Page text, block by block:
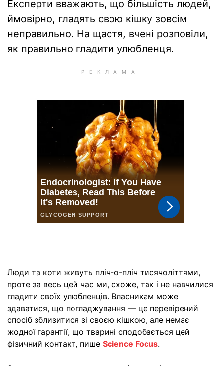
Експерти вважають, що більшість людей,
ймовірно, гладять свою кішку зовсім
неправильно. На щастя, вчені розповіли,
як правильно гладити улюбленця.
Люди та коти живуть пліч-о-пліч тисячоліттями,
проте за весь цей час ми, схоже, так і не навчилися
гладити своїх улюбленців. Власникам може
здаватися, що погладжування — це перевірений
спосіб зблизитися зі своєю кішкою, але немає
жодної гарантії, що тварині сподобається цей
фізичний контакт, пише Science Focus.